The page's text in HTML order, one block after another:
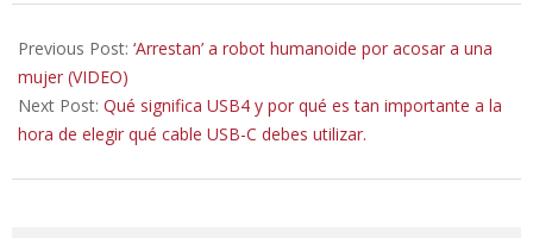
03-
15
Previous Post: ‘Arrestan’ a robot humanoide por acosar a una
mujer (VIDEO)
Next Post: Qué significa USB4 y por qué es tan importante a la
hora de elegir qué cable USB-C debes utilizar.